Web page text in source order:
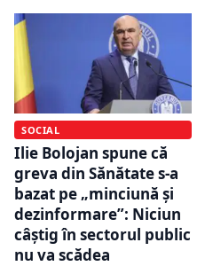
SOCIAL
Ilie Bolojan spune că
greva din Sănătate s-a
bazat pe „minciună și
dezinformare”: Niciun
câștig în sectorul public
nu va scădea